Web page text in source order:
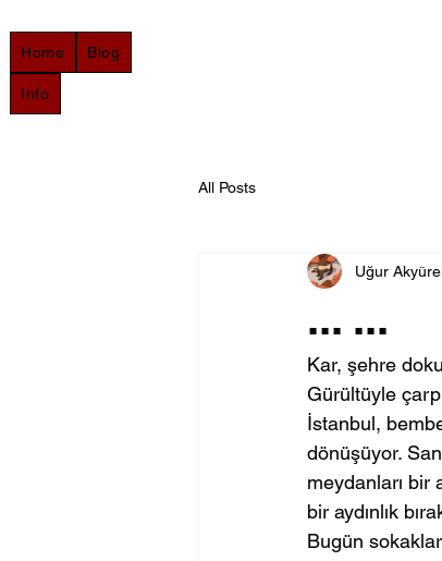
Home Blog
Info
All Posts
... ...
Uğur
Kar, şehre
Gürültüyle
İstanbul,
dönüşüyor.
meydanları bir
bir aydınlık
Bugün